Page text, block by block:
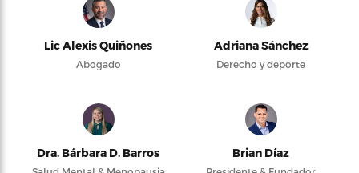
Lic Alexis Quiñones
Abogado
Adriana Sánchez
Derecho y deporte
Dra. Bárbara D. Barros Brian Díaz